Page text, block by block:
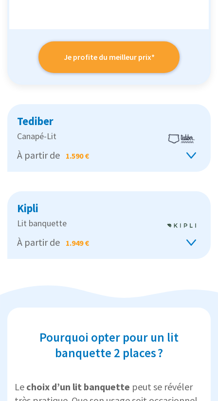
Je profite du meilleur prix*
Tediber
Canapé-Lit
À partir de 1.590 €
Kipli
Lit banquette
À partir de 1.949 €
Pourquoi opter pour un lit
banquette 2 places ?
Le choix d’un lit banquette peut se révéler